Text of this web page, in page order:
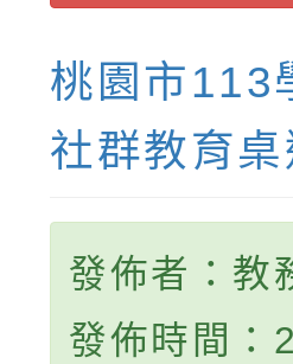
桃園市113
社群教育
發佈者：教
發佈時間